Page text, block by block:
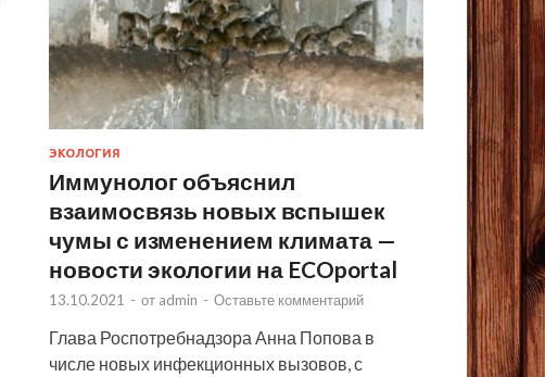
ЭКОЛОГИЯ
Иммунолог объяснил
взаимосвязь новых вспышек
чумы с изменением климата —
новости экологии на ECOportal
13.10.2021 - от admin - Оставьте комментарий
Глава Роспотребнадзора Анна Попова в
числе новых инфекционных вызовов, с